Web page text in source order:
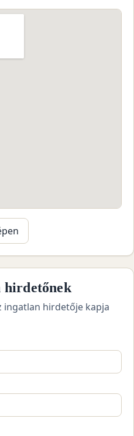
hirdetőnek
ingatlan hirdetője kapja